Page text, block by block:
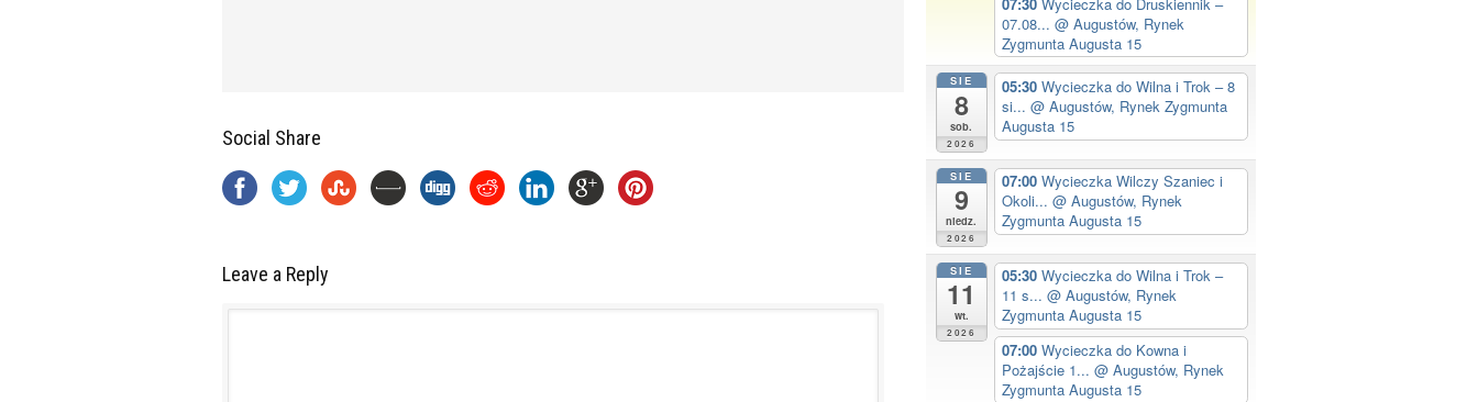
Social Share
Leave a Reply
07.08... @ Augustów, Rynek
Zygmunta Augusta 15
SIE
8
sob.
2026
05:30 Wycieczka do Wilna i Trok – 8
si... @ Augustów, Rynek Zygmunta
Augusta 15
SIE
9
niedz.
2026
07:00 Wycieczka Wilczy Szaniec i
Okoli... @ Augustów, Rynek
Zygmunta Augusta 15
SIE
11
wt.
2026
05:30 Wycieczka do Wilna i Trok –
11 s... @ Augustów, Rynek
Zygmunta Augusta 15
07:00 Wycieczka do Kowna i
Pożajście 1... @ Augustów, Rynek
Zygmunta Augusta 15